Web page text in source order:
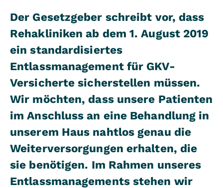
Der Gesetzgeber schreibt vor, dass
Rehakliniken ab dem 1. August 2019
ein standardisiertes
Entlassmanagement für GKV-
Versicherte sicherstellen müssen.
Wir möchten, dass unsere Patienten
im Anschluss an eine Behandlung in
unserem Haus nahtlos genau die
Weiterversorgungen erhalten, die
sie benötigen. Im Rahmen unseres
Entlassmanagements stehen wir